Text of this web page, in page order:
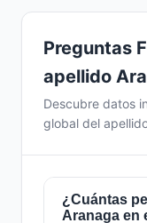
Preguntas
apellido
Descubre datos
global del
¿Cuántas
Aranaga en